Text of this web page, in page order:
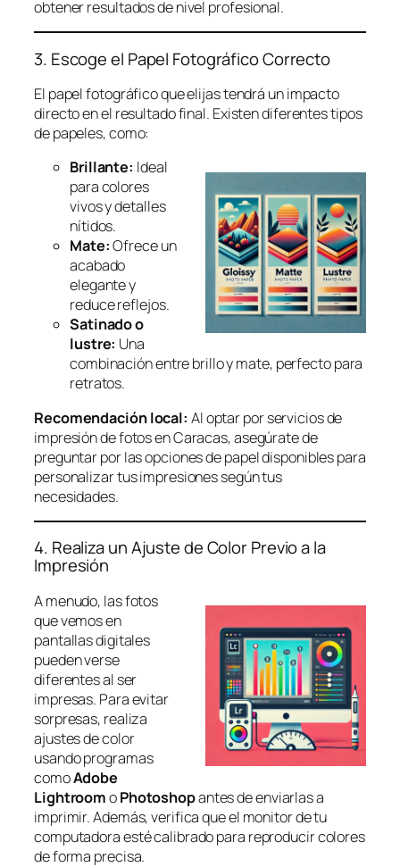
obtener resultados de nivel profesional.
3. Escoge el Papel Fotográfico Correcto
El papel fotográfico que elijas tendrá un impacto
directo en el resultado final. Existen diferentes tipos
de papeles, como:
Brillante: Ideal
para colores
vivos y detalles
nítidos.
Mate:Ofrece un
acabado
elegante y
reduce reflejos.
Satinado o
lustre: Una
combinación entre brillo y mate, perfecto para
retratos.
Recomendación local: Al optar por servicios de
impresión de fotos en Caracas, asegúrate de
preguntar por las opciones de papel disponibles para
personalizar tus impresiones según tus
necesidades.
4. Realiza un Ajuste de Color Previo a la
Impresión
A menudo, las fotos
que vemos en
pantallas digitales
pueden verse
diferentes al ser
impresas. Para evitar
sorpresas, realiza
ajustes de color
usando programas
comoAdobe
LightroomoPhotoshopantes de enviarlas a
imprimir. Además, verifica que el monitor de tu
computadora esté calibrado para reproducir colores
de forma precisa.